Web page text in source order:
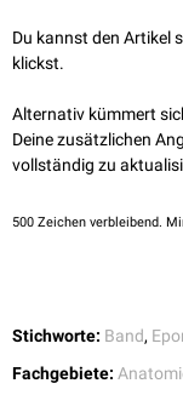
Extension
im Kniegelenk
Du kannst den Artikel
klickst.
Alternativ kümmert
Deine zusätzlichen
vollständig zu
500 Zeichen verbleibend.
Stichworte: Band,
Fachgebiete: